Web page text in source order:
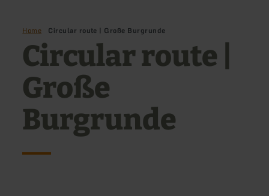
Home Circular route | Große Burgrunde
Circular route |
Große
Burgrunde